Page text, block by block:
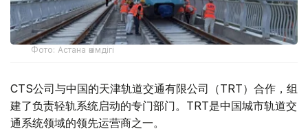
Фото: Астана әкімдігі
CTS公司与中国的天津轨道交通有限公司（TRT）合作，组
建了负责轻轨系统启动的专门部门。TRT是中国城市轨道交
通系统领域的领先运营商之一。